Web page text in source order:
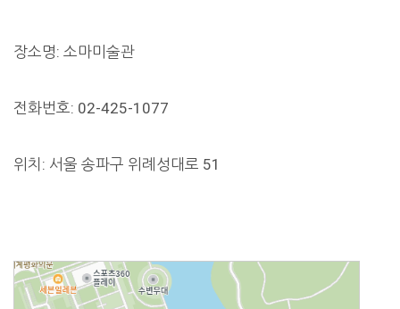
장소명: 소마미술관
전화번호: 02-425-1077
위치: 서울 송파구 위례성대로 51